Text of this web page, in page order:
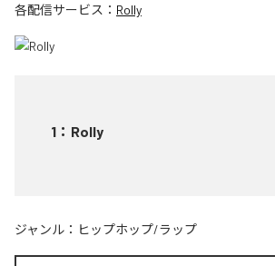
各配信サービス： Rolly
1 ： Rolly
ジャンル： ヒップホップ/ラップ